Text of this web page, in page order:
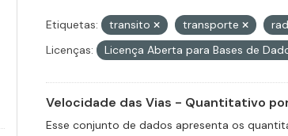
Etiquetas: transito transporte
Licenças:
Licença Aberta para Bases de
Velocidade das Vias - Quantitativo
Esse conjunto de dados apresenta os